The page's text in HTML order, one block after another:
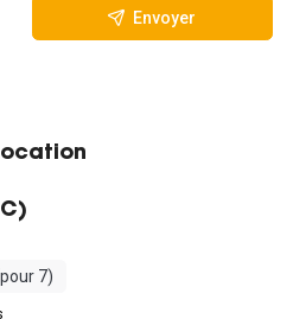
Envoyer
7)